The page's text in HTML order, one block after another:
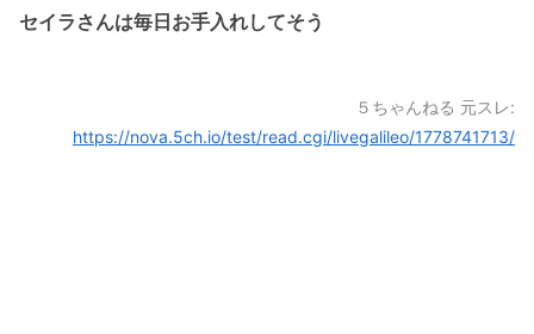
セイラさんは毎日お手入れしてそう
５ちゃんねる 元スレ:
https://nova.5ch.io/test/read.cgi/livegalileo/1778741713/